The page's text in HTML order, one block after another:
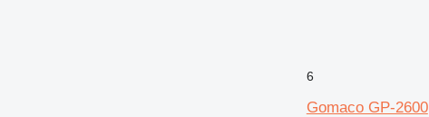
6
Gomaco GP-2600